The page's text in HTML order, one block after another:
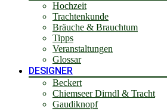
Hochzeit
Trachtenkunde
Bräuche & Brauchtum
Tipps
Veranstaltungen
Glossar
DESIGNER
Beckert
Chiemseer Dirndl & Tracht
Gaudiknopf